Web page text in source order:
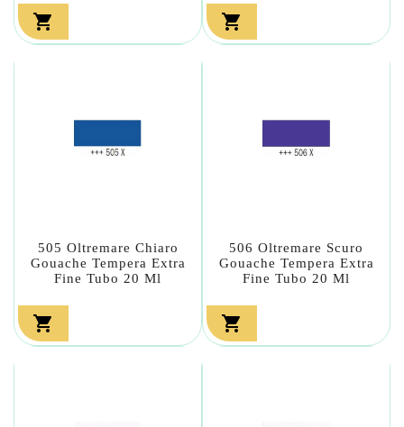
 
505 Oltremare Chiaro
Gouache Tempera Extra
Fine Tubo 20 Ml

506 Oltremare Scuro
Gouache Tempera Extra
Fine Tubo 20 Ml
